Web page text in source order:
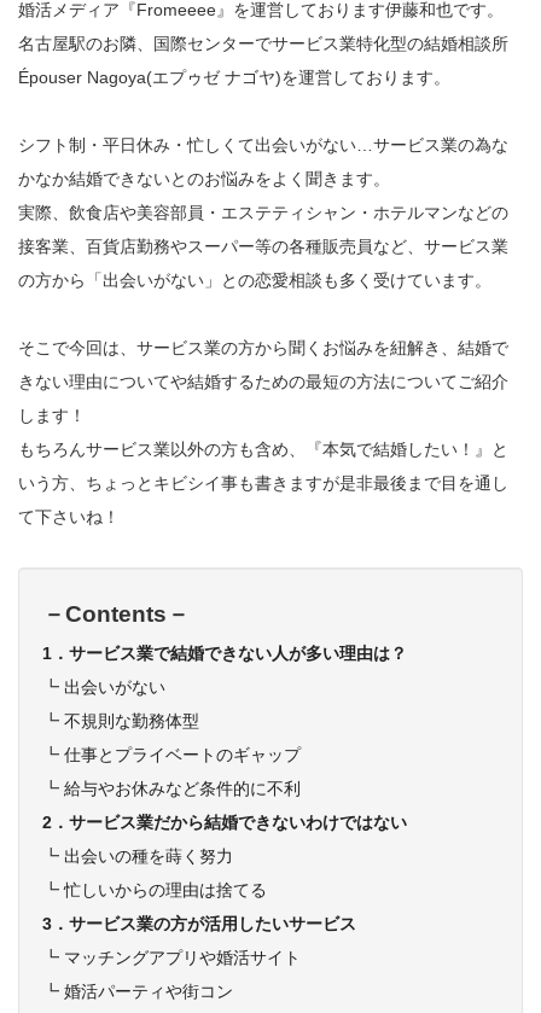
婚活メディア『Fromeeee』を運営しております伊藤和也です。
名古屋駅のお隣、国際センターでサービス業特化型の結婚相談所
Épouser Nagoya(エプゥゼ ナゴヤ)を運営しております。
シフト制・平日休み・忙しくて出会いがない…サービス業の為な
かなか結婚できないとのお悩みをよく聞きます。
実際、飲食店や美容部員・エステティシャン・ホテルマンなどの
接客業、百貨店勤務やスーパー等の各種販売員など、サービス業
の方から「出会いがない」との恋愛相談も多く受けています。
そこで今回は、サービス業の方から聞くお悩みを紐解き、結婚で
きない理由についてや結婚するための最短の方法についてご紹介
します！
もちろんサービス業以外の方も含め、『本気で結婚したい！』と
いう方、ちょっとキビシイ事も書きますが是非最後まで目を通し
て下さいね！
－Contents－
1．サービス業で結婚できない人が多い理由は？
┗ 出会いがない
┗ 不規則な勤務体型
┗ 仕事とプライベートのギャップ
┗ 給与やお休みなど条件的に不利
2．サービス業だから結婚できないわけではない
┗ 出会いの種を蒔く努力
┗忙しいからの理由は捨てる
3．サービス業の方が活用したいサービス
┗ マッチングアプリや婚活サイト
┗ 婚活パーティや街コン